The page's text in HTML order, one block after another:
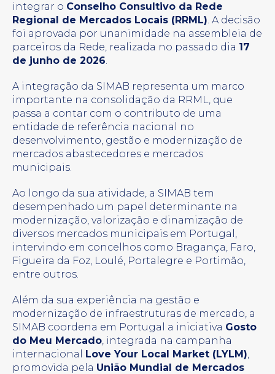
integrar o Conselho Consultivo da Rede
Regional de Mercados Locais (RRML). A decisão
foi aprovada por unanimidade na assembleia de
parceiros da Rede, realizada no passado dia 17
de junho de 2026.
A integração da SIMAB representa um marco
importante na consolidação da RRML, que
passa a contar com o contributo de uma
entidade de referência nacional no
desenvolvimento, gestão e modernização de
mercados abastecedores e mercados
municipais.
Ao longo da sua atividade, a SIMAB tem
desempenhado um papel determinante na
modernização, valorização e dinamização de
diversos mercados municipais em Portugal,
intervindo em concelhos como Bragança, Faro,
Figueira da Foz, Loulé, Portalegre e Portimão,
entre outros.
Além da sua experiência na gestão e
modernização de infraestruturas de mercado, a
SIMAB coordena em Portugal a iniciativa Gosto
do Meu Mercado, integrada na campanha
internacional Love Your Local Market (LYLM),
promovida pela União Mundial de Mercados